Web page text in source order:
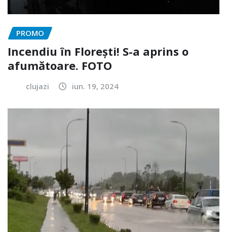
PROMO
Incendiu în Florești! S-a aprins o
afumătoare. FOTO
clujazi iun. 19, 2024